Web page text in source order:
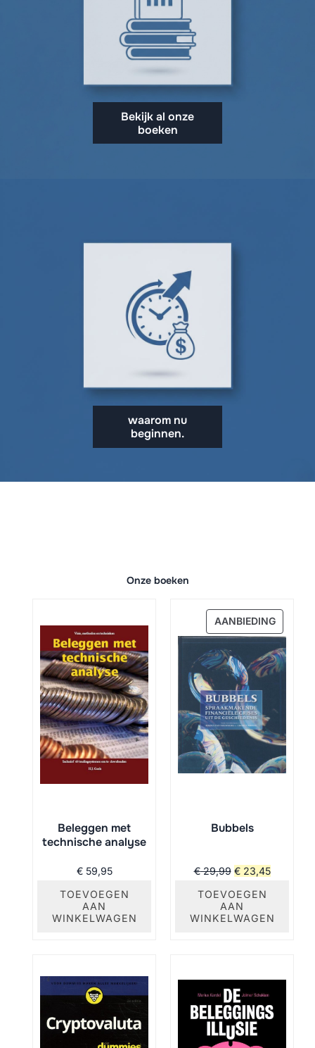
Bekijk al onze
boeken
waarom nu
beginnen.
Onze boeken
Beleggen met
technische analyse
€59,95
TOEVOEGEN
AAN
WINKELWAGEN
AANBIEDING
IN
DE
Bubbels
€29,99 Oorspronkelijke
prijs
was:
€23,45Huidige
TOEVOEGEN
AAN
WINKELWAGEN